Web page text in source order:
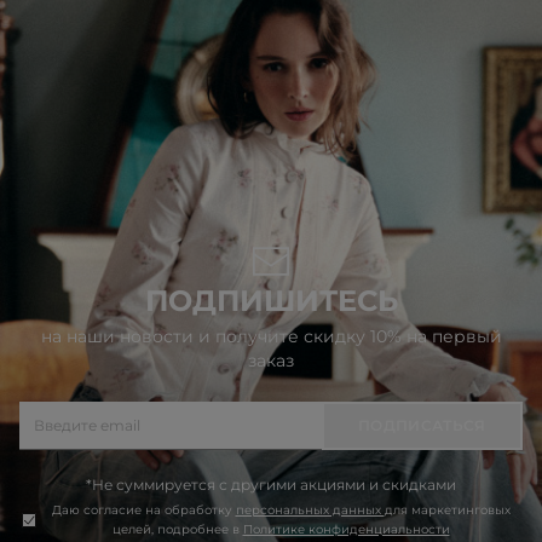
ПОДПИШИТЕСЬ
на наши новости и получите скидку 10% на первый
заказ
*Не суммируется с другими акциями и скидками
Даю согласие на обработку персональных данных для маркетинговых
целей, подробнее в Политике конфиденциальности